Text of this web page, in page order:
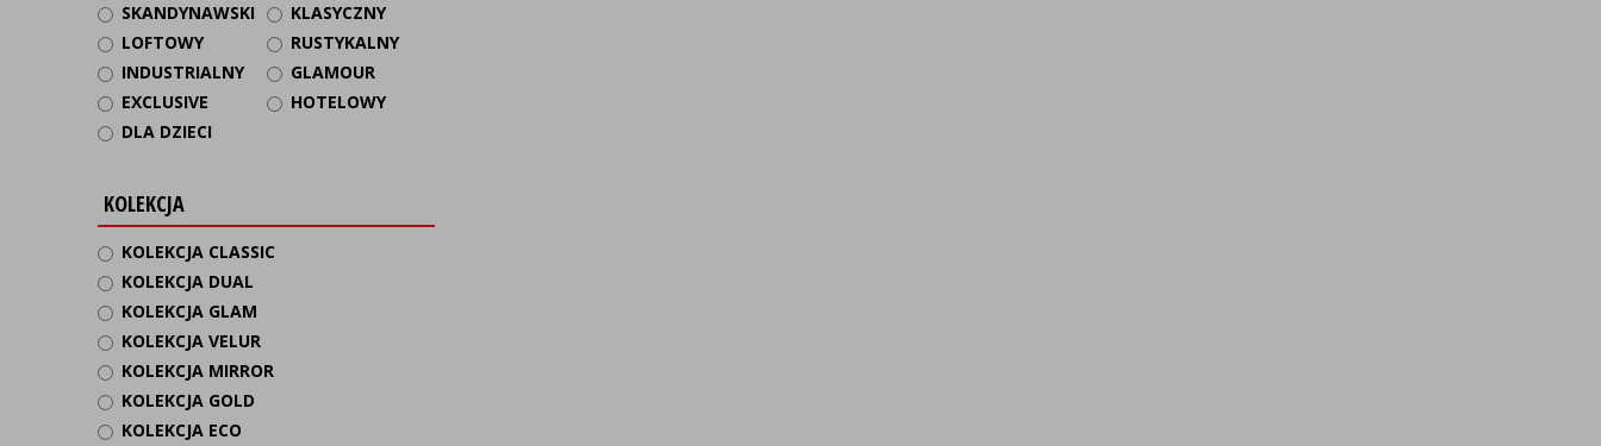
SKANDYNAWSKI
KLASYCZNY
LOFTOWY
RUSTYKALNY
INDUSTRIALNY
GLAMOUR
EXCLUSIVE
HOTELOWY
DLA DZIECI
KOLEKCJA
KOLEKCJA CLASSIC
KOLEKCJA DUAL
KOLEKCJA GLAM
KOLEKCJA VELUR
KOLEKCJA MIRROR
KOLEKCJA GOLD
KOLEKCJA ECO